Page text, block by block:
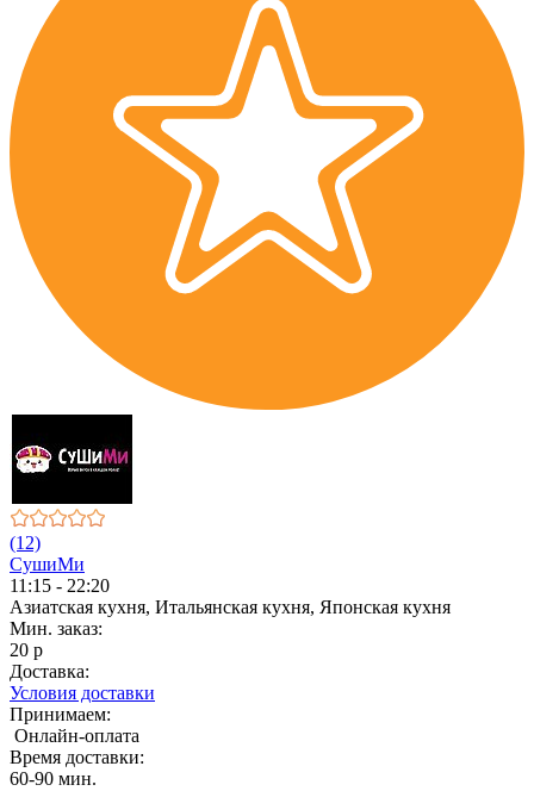
(12)
СушиМи
11:15 - 22:20
Азиатская кухня, Итальянская кухня, Японская кухня
Мин. заказ:
20 р
Доставка:
Условия доставки
Принимаем:
Онлайн-оплата
Время доставки:
60-90 мин.